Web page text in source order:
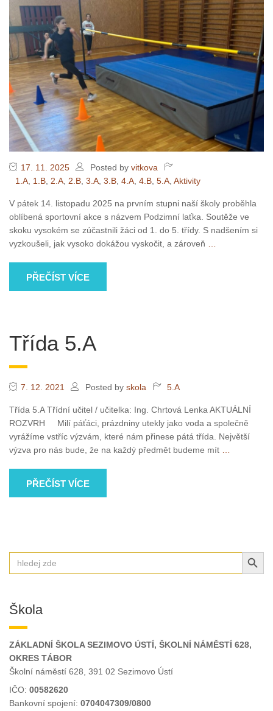
17. 11. 2025 Posted by vitkova
1.A 1.B 2.A 2.B 3.A 3.B 4.A 4.B 5.A Aktivity
V pátek 14. listopadu 2025 na prvním stupni naší školy proběhla
oblíbená sportovní akce s názvem Podzimní laťka. Soutěže ve
skoku vysokém se zúčastnili žáci od 1. do 5. třídy. S nadšením si
vyzkoušeli, jak vysoko dokážou vyskočit, a zároveň
PŘEČÍST VÍCE
Třída 5.A
7. 12. 2021 Posted by skola 5.A
Třída 5.A Třídní učitel / učitelka: Ing. Chrtová Lenka AKTUÁLNÍ
ROZVRH Milí páťáci, prázdniny utekly jako voda a společně
vyrážíme vstříc výzvám, které nám přinese pátá třída. Největší
výzva pro nás bude, že na každý předmět budeme mít
PŘEČÍST VÍCE
Search
for:
SEARCH
Škola
ZÁKLADNÍ ŠKOLA SEZIMOVO ÚSTÍ, ŠKOLNÍ NÁMĚSTÍ 628,
OKRES TÁBOR
Školní náměstí 628, 391 02 Sezimovo Ústí
IČO: 00582620
Bankovní spojení: 0704047309/0800